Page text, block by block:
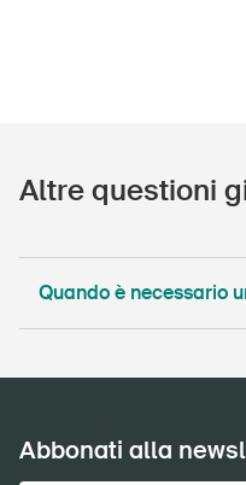
Altre questioni
Quando è necessario
Abbonati alla